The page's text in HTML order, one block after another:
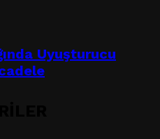
Uyuşturucu